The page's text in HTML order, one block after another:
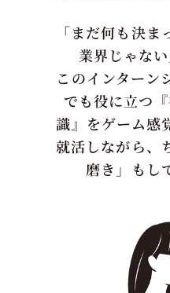
「まだ何も決
業界じゃな
このインターン
でも役に立つ
識』をゲーム感
就活しながら、
磨き」もし